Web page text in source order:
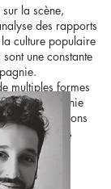
la scène,
des rapports
culture populaire
une constante
multiples formes
la compagnie
créations
avec d'autres